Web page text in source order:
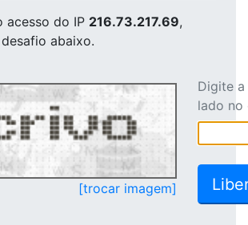
acesso do IP 216.73.217.69,
abaixo.
[trocar imagem]
Digite
lado no